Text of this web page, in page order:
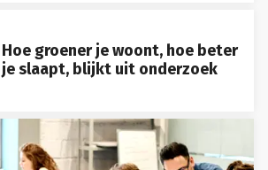
Hoe groener je woont, hoe beter
je slaapt, blijkt uit onderzoek